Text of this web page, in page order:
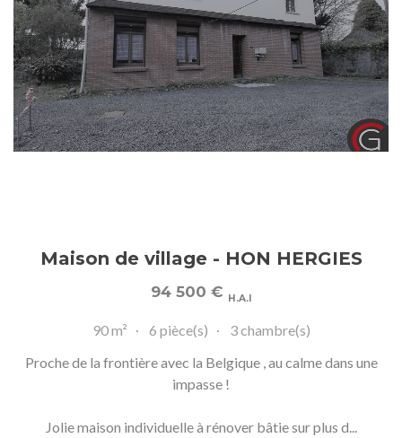
Maison de village - HON HERGIES
94 500 € H.A.I
90 m² 6 pièce(s)
3 chambre(s)
Proche de la frontière avec la Belgique , au calme dans une
impasse !
Jolie maison individuelle à rénover bâtie sur plus d...